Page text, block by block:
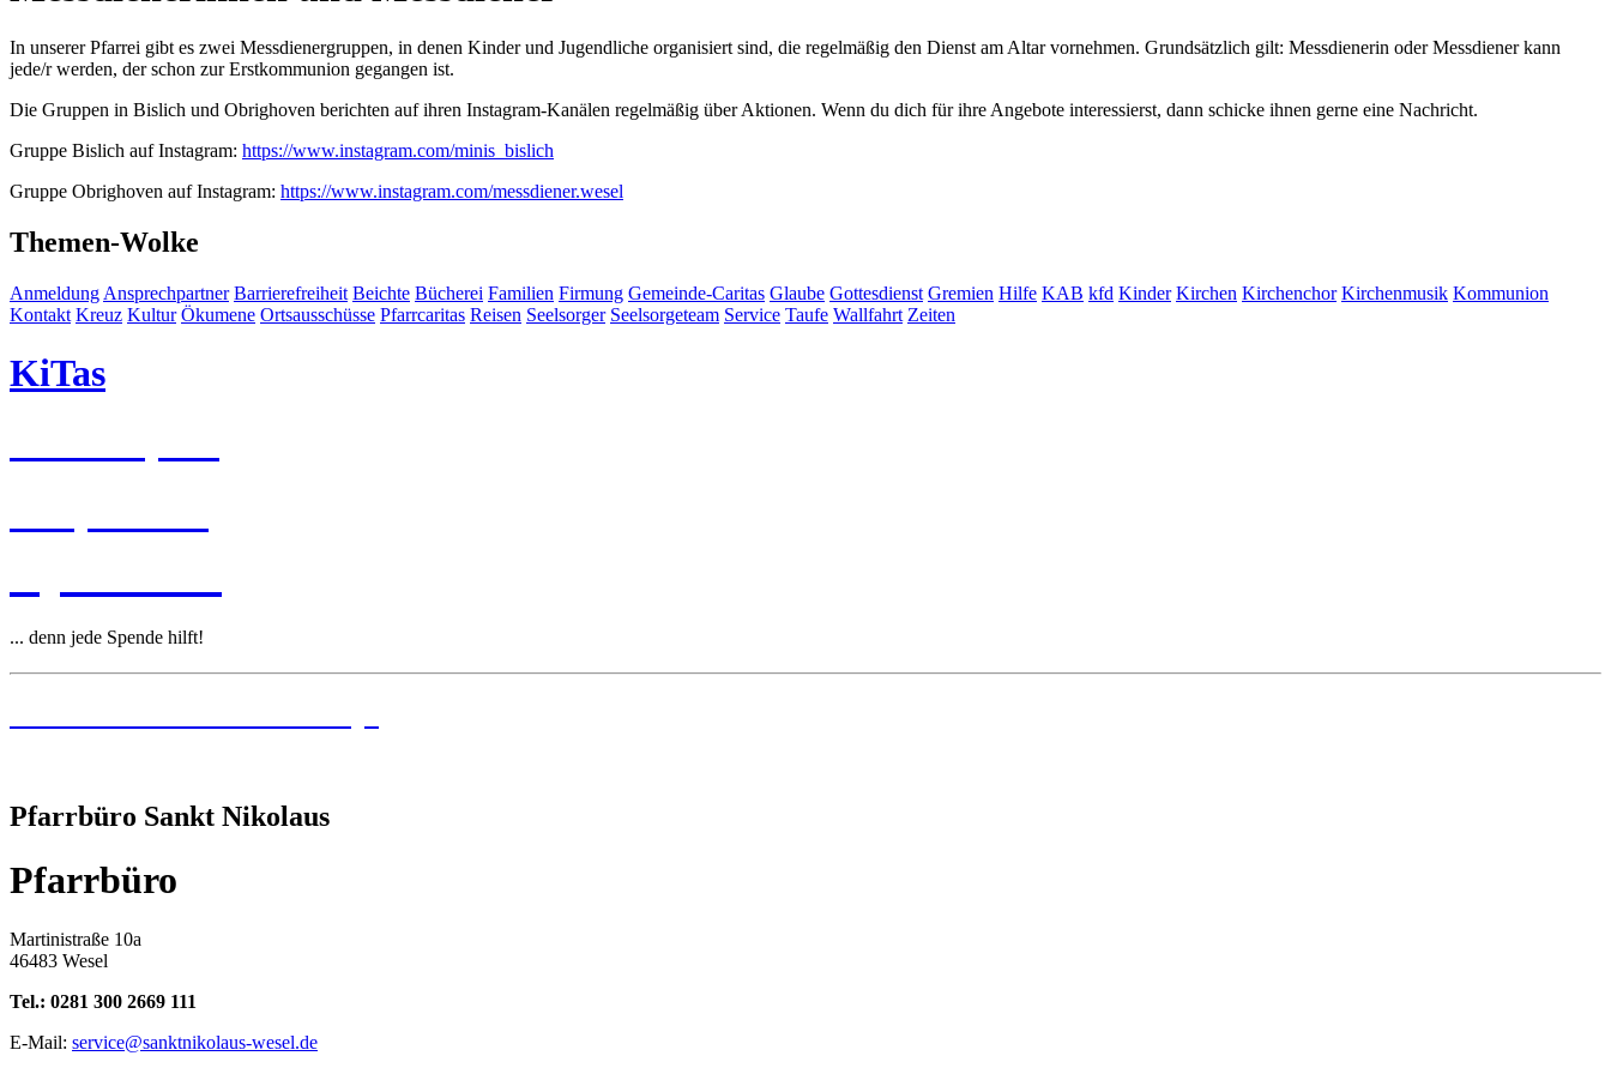
In unserer Pfarrei gibt es zwei Messdienergruppen, in denen Kinder und Jugendliche organisiert sind, die regelmäßig den Dienst am Altar vornehmen. Grundsätzlich gilt: Messdienerin oder Messdiener kann
jede/r werden, der schon zur Erstkommunion gegangen ist.
Die Gruppen in Bislich und Obrighoven berichten auf ihren Instagram-Kanälen regelmäßig über Aktionen. Wenn du dich für ihre Angebote interessierst, dann schicke ihnen gerne eine Nachricht.
Gruppe Bislich auf Instagram: https://www.instagram.com/minis_bislich
Gruppe Obrighoven auf Instagram: https://www.instagram.com/messdiener.wesel
Themen-Wolke
Anmeldung Ansprechpartner Barrierefreiheit Beichte Bücherei Familien Firmung Gemeinde-Caritas Glaube Gottesdienst Gremien Hilfe KAB kfd Kinder Kirchen Kirchenchor Kirchenmusik Kommunion
Kontakt Kreuz Kultur Ökumene Ortsausschüsse Pfarrcaritas Reisen Seelsorger Seelsorgeteam Service Taufe Wallfahrt Zeiten
KiTas
... denn jede Spende hilft!
Pfarrbüro Sankt Nikolaus
Pfarrbüro
Martinistraße 10a
46483 Wesel
Tel.: 0281 300 2669 111
E-Mail: service@sanktnikolaus-wesel.de